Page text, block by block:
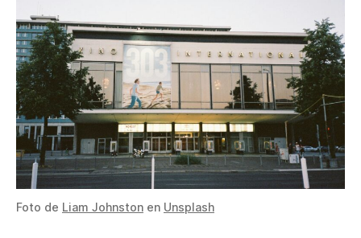
Foto de Liam Johnston en Unsplash